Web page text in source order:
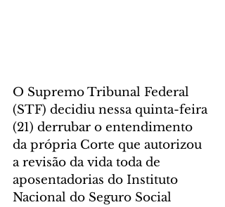
O Supremo Tribunal Federal
(STF) decidiu nessa quinta-feira
(21) derrubar o entendimento
da própria Corte que autorizou
a revisão da vida toda de
aposentadorias do Instituto
Nacional do Seguro Social